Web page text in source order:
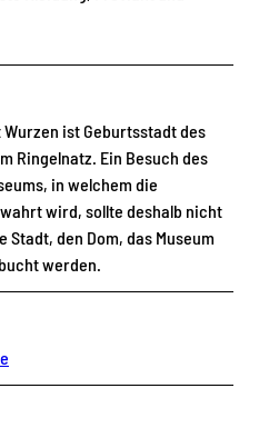
ist Geburtsstadt des
Ringelnatz. Ein Besuch des
in welchem die
wird, sollte deshalb nicht
den Dom, das Museum
werden.